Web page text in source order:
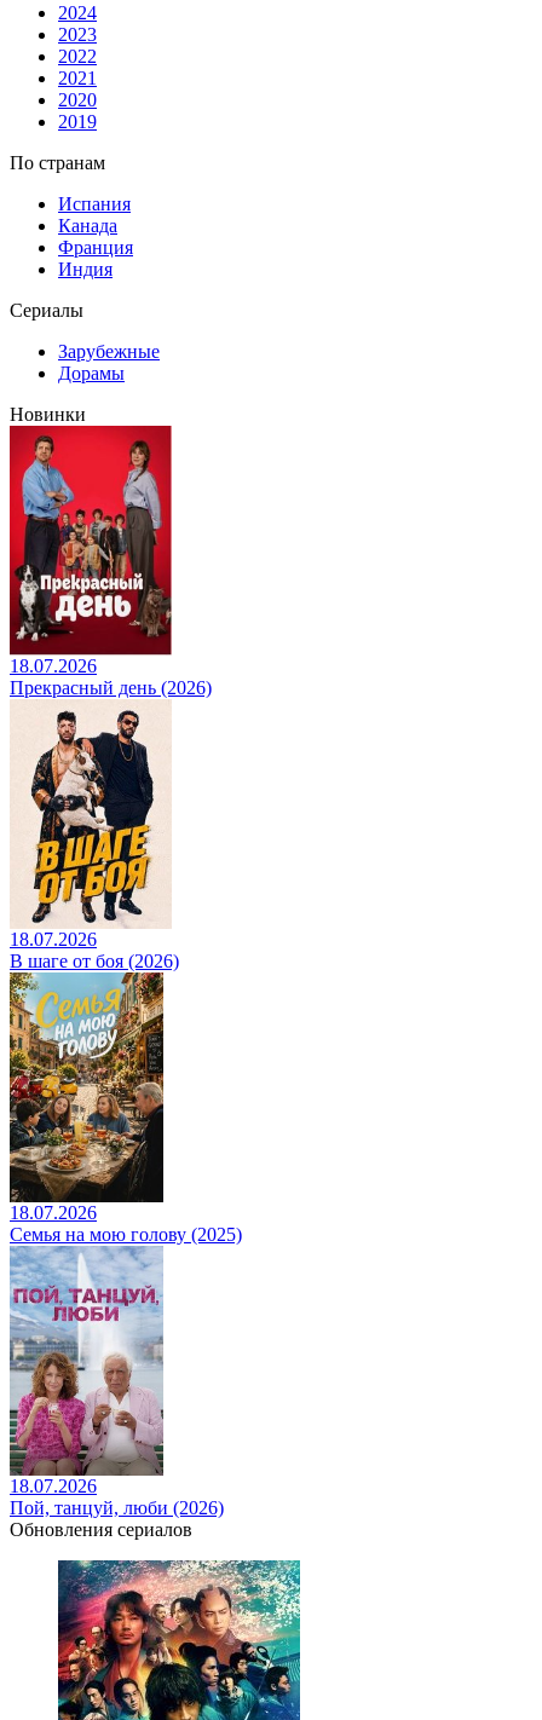
2024
2023
2022
2021
2020
2019
По странам
Испания
Канада
Франция
Индия
Сериалы
Зарубежные
Дорамы
Новинки
18.07.2026
Прекрасный день (2026)
18.07.2026
В шаге от боя (2026)
18.07.2026
Семья на мою голову (2025)
18.07.2026
Пой, танцуй, люби (2026)
Обновления сериалов